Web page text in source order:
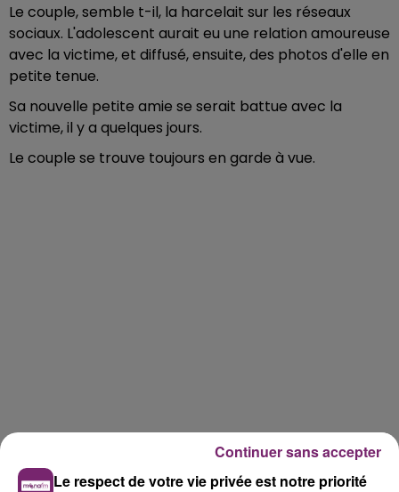
Le couple, semble t-il, la harcelait sur les réseaux
sociaux. L'adolescent aurait eu une relation amoureuse
avec la victime, et diffusé, ensuite, des photos d'elle en
petite tenue.
Sa nouvelle petite amie se serait battue avec la
victime, il y a quelques jours.
Le couple se trouve toujours en garde à vue.
Le respect de votre vie privée est notre priorité
Continuer sans accepter